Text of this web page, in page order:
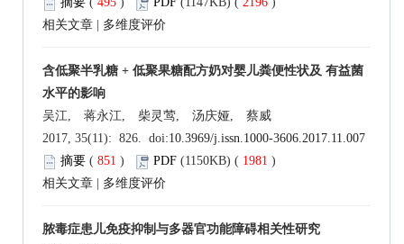
相关文章
多维度评价
含低聚半乳糖 + 低聚果糖配方奶对婴儿粪便性状及 有益菌
水平的影响
吴江, 蒋永江, 柴灵莺, 汤庆娅, 蔡威
2017, 35(11): 826. doi:10.3969/j.issn.1000-3606.2017.11.007
摘要 ( 851 ) PDF (1150KB) ( 1981 )
相关文章
多维度评价
脓毒症患儿免疫抑制与多器官功能障碍相关性研究